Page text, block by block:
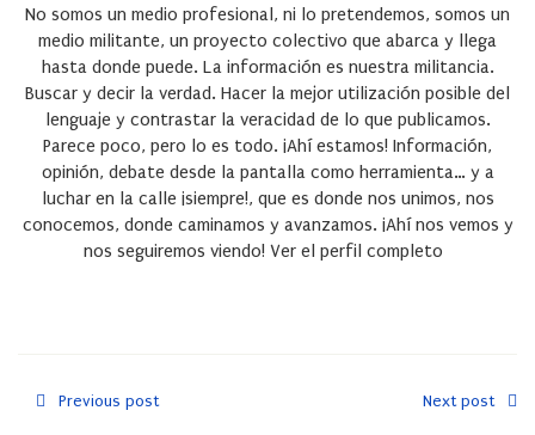
No somos un medio profesional, ni lo pretendemos, somos un
medio militante, un proyecto colectivo que abarca y llega
hasta donde puede. La información es nuestra militancia.
Buscar y decir la verdad. Hacer la mejor utilización posible del
lenguaje y contrastar la veracidad de lo que publicamos.
Parece poco, pero lo es todo. ¡Ahí estamos! Información,
opinión, debate desde la pantalla como herramienta… y a
luchar en la calle ¡siempre!, que es donde nos unimos, nos
conocemos, donde caminamos y avanzamos. ¡Ahí nos vemos y
nos seguiremos viendo! Ver el perfil completo
Previous post Next post